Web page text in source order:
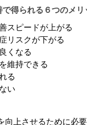
得られる６つのメリ
スピードが上がる
リスクが下がる
くなる
維持できる
る
い
向上させるために必要